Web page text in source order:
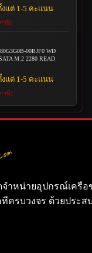
งแต่ 1-5 คะแนน
าษี)
00BJF0 WD
M.2 2280 READ
งแต่ 1-5 คะแนน
าษี)
ดจำหน่ายอุปกรณ์เครือ
ครบวงจร ด้วยประส